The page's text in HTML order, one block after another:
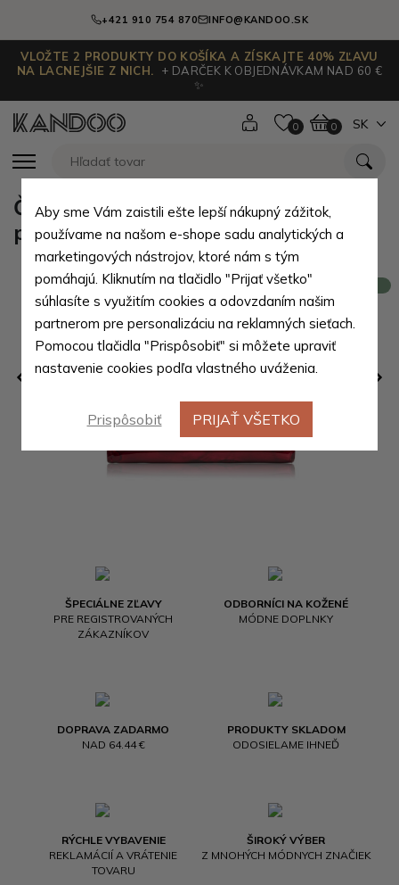
+421 910 754 870 INFO@KANDOO.SK
VLOŽTE 2 PRODUKTY DO KOŠÍKA A ZÍSKAJTE 40% ZĽAVU
NA LACNEJŠIE Z NICH.
+ DARČEK K OBJEDNÁVKAM NAD 60 €
✨
0 0 SK
ŠPECIÁLNE ZĽAVY
PRE REGISTROVANÝCH
ZÁKAZNÍKOV
ODBORNÍCI NA KOŽENÉ
MÓDNE DOPLNKY
DOPRAVA ZADARMO
NAD 64.44 €
PRODUKTY SKLADOM
ODOSIELAME IHNEĎ
RÝCHLE VYBAVENIE
REKLAMÁCIÍ A VRÁTENIE
TOVARU
ŠIROKÝ VÝBER
Z MNOHÝCH MÓDNYCH ZNAČIEK
Červená dámska rámová kožená
peňaženka Gulnora
Aby sme Vám zaistili ešte lepší nákupný zážitok,
používame na našom e-shope sadu analytických a
marketingových nástrojov, ktoré nám s tým
pomáhajú. Kliknutím na tlačidlo "Prijať všetko"
súhlasíte s využitím cookies a odovzdaním našim
partnerom pre personalizáciu na reklamných sieťach.
Pomocou tlačidla "Prispôsobiť" si môžete upraviť
nastavenie cookies podľa vlastného uváženia.
Prispôsobiť PRIJAŤ VŠETKO